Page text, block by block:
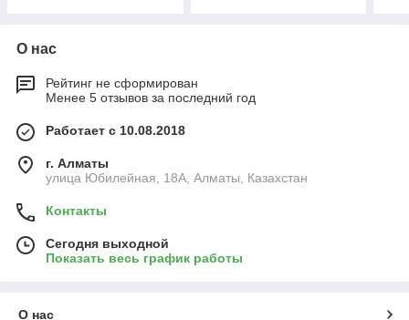
О нас
Рейтинг не сформирован
Менее 5 отзывов за последний год
Работает с 10.08.2018
г. Алматы
улица Юбилeйнaя, 18А, Алматы, Казахстан
Контакты
Сегодня выходной
Показать весь график работы
О нас